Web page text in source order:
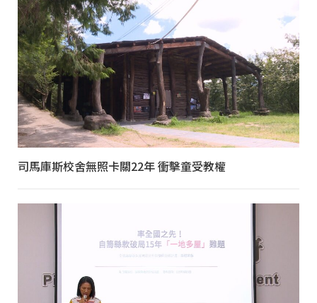
司馬庫斯校舍無照卡關22年 衝擊童受教權